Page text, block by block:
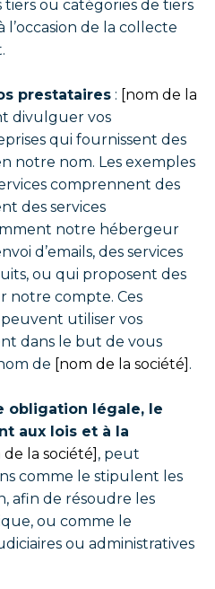
tiers ou catégories de tiers
l’occasion de la collecte
prestataires : [nom de la
divulguer vos
qui fournissent des
notre nom. Les exemples
comprennent des
des services
notre hébergeur
d’emails, des services
ou qui proposent des
notre compte. Ces
utiliser vos
dans le but de vous
de [nom de la société] .
obligation légale, le
aux lois et à la
de la société] , peut
comme le stipulent les
afin de résoudre les
ou comme le
ou administratives